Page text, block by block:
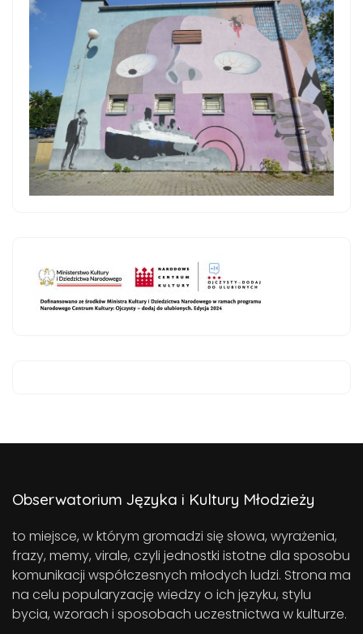
Obserwatorium Języka i Kultury Młodzieży
to miejsce, w którym gromadzi się słowa, wyrażenia,
frazy, memy, virale, czyli jednostki istotne dla sposobu
komunikacji współczesnych młodych ludzi. Strona ma
na celu popularyzację wiedzy o ich języku, stylu
bycia, wzorach i sposobach uczestnictwa w kulturze.